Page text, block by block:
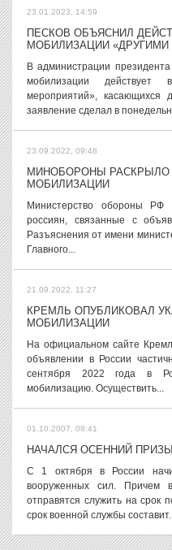
23.01.2023, 14:59
ПЕСКОВ ОБЪЯСНИЛ
МОБИЛИЗАЦИИ
В администрации
мобилизации
мероприятий», касающихся
заявление сделал в
23.09.2022, 09:48
МИНОБОРОНЫ РАСКРЫЛО
МОБИЛИЗАЦИИ
Министерство обороны РФ
россиян, связанные с
Разъяснения от имени
Главного...
21.09.2022, 11:27
КРЕМЛЬ ОПУБЛИКОВАЛ
МОБИЛИЗАЦИИ
На официальном сайте
объявлении в России
сентября 2022 года в
мобилизацию. Осуществить...
01.10.2007, 08:41
НАЧАЛСЯ ОСЕННИЙ
С 1 октября в России
вооруженных сил. Причем
отправятся служить на срок
срок военной службы